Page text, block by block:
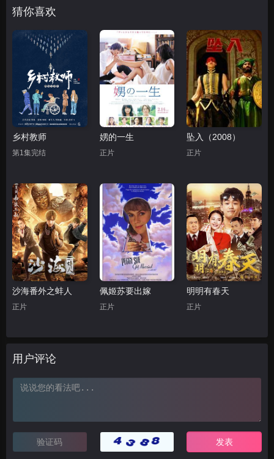
猜你喜欢
乡村教师
第1集完结
娚的一生
正片
坠入（2008）
正片
沙海番外之蚌人
正片
佩姬苏要出嫁
正片
明明有春天
正片
用户评论